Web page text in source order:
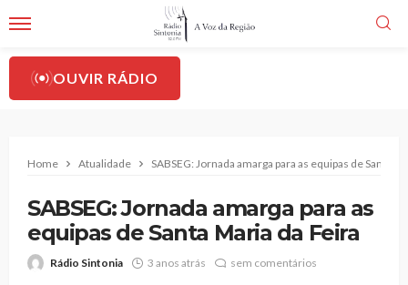
OUVIR RÁDIO
Home Atualidade SABSEG: Jornada amarga para as equipas de Santa
SABSEG: Jornada amarga para as
equipas de Santa Maria da Feira
Rádio Sintonia 3 anos atrás sem comentários